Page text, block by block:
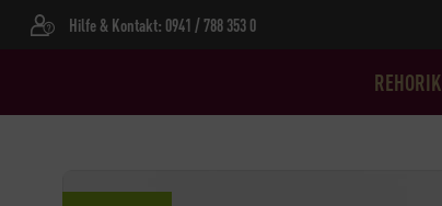
REHORIK
Hilfe & Kontakt: 0941 / 788 353 0